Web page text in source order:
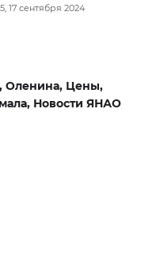
17 сентября 2024
Оленина, Цены,
Новости ЯНАО